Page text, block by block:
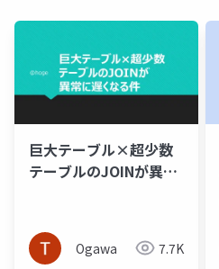
巨大テーブル×超少数
テーブルのJOINが異常
Ogawa 7.7K